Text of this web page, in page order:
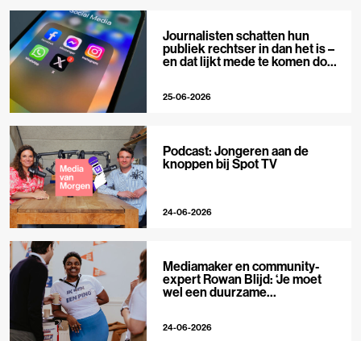
Journalisten schatten hun
publiek rechtser in dan het is –
en dat lijkt mede te komen door
25-06-2026
Podcast: Jongeren aan de
knoppen bij Spot TV
24-06-2026
Mediamaker en community-
expert Rowan Blijd: ‘Je moet
wel een duurzame
24-06-2026